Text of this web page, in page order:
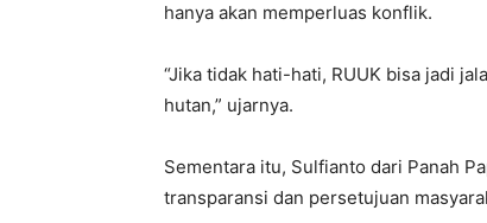
hanya akan memperluas konflik.
“Jika tidak hati-hati, RUUK bisa jadi
hutan,” ujarnya.
Sementara itu, Sulfianto dari Panah
transparansi dan persetujuan